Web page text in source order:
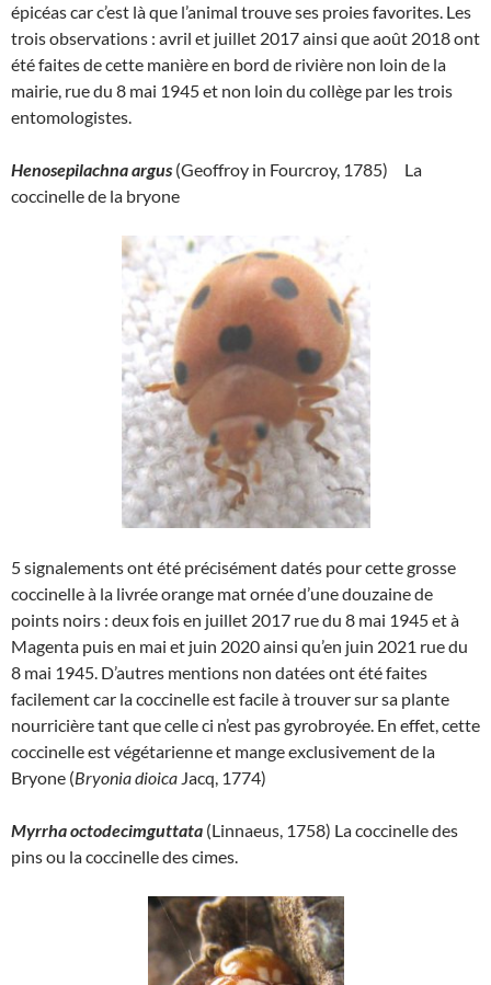
épicéas car c’est là que l’animal trouve ses proies favorites. Les
trois observations : avril et juillet 2017 ainsi que août 2018 ont
été faites de cette manière en bord de rivière non loin de la
mairie, rue du 8 mai 1945 et non loin du collège par les trois
entomologistes.
Henosepilachna argus (Geoffroy in Fourcroy, 1785) La
coccinelle de la bryone
5 signalements ont été précisément datés pour cette grosse
coccinelle à la livrée orange mat ornée d’une douzaine de
points noirs : deux fois en juillet 2017 rue du 8 mai 1945 et à
Magenta puis en mai et juin 2020 ainsi qu’en juin 2021 rue du
8 mai 1945. D’autres mentions non datées ont été faites
facilement car la coccinelle est facile à trouver sur sa plante
nourricière tant que celle ci n’est pas gyrobroyée. En effet, cette
coccinelle est végétarienne et mange exclusivement de la
Bryone (Bryonia dioica Jacq, 1774)
Myrrha octodecimguttata (Linnaeus, 1758) La coccinelle des
pins ou la coccinelle des cimes.